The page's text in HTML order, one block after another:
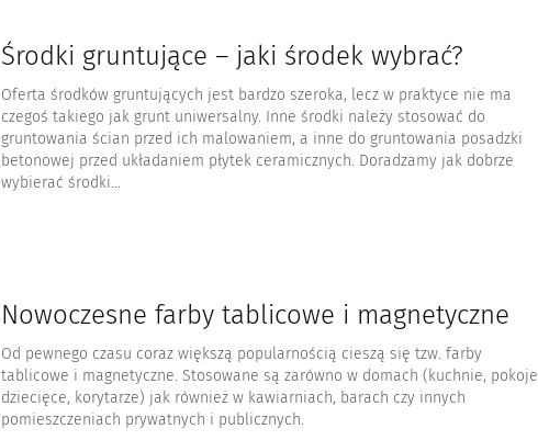
Środki gruntujące – jaki środek wybrać?
Oferta środków gruntujących jest bardzo szeroka, lecz w praktyce nie ma
czegoś takiego jak grunt uniwersalny. Inne środki należy stosować do
gruntowania ścian przed ich malowaniem, a inne do gruntowania posadzki
betonowej przed układaniem płytek ceramicznych. Doradzamy jak dobrze
wybierać środki...
Nowoczesne farby tablicowe i magnetyczne
Od pewnego czasu coraz większą popularnością cieszą się tzw. farby
tablicowe i magnetyczne. Stosowane są zarówno w domach (kuchnie, pokoje
dziecięce, korytarze) jak również w kawiarniach, barach czy innych
pomieszczeniach prywatnych i publicznych.